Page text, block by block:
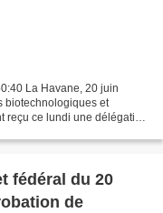
La Havane, 20 juin
biotechnologiques et
reçu ce lundi une délégation
fédéral du 20
de